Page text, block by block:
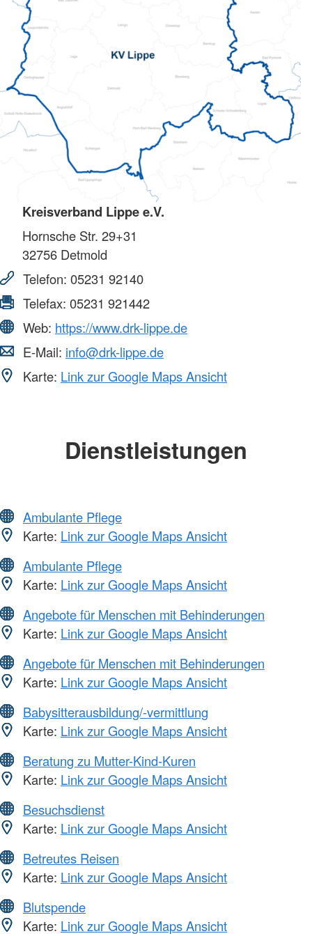
Kreisverband Lippe e.V.
Hornsche Str. 29+31
32756 Detmold
Telefon: 05231 92140
Telefax: 05231 921442
Web: https://www.drk-lippe.de
E-Mail: info@drk-lippe.de
Karte: Link zur Google Maps Ansicht
Dienstleistungen
Ambulante Pflege
Karte: Link zur Google Maps Ansicht
Ambulante Pflege
Karte: Link zur Google Maps Ansicht
Angebote für Menschen mit Behinderungen
Karte: Link zur Google Maps Ansicht
Angebote für Menschen mit Behinderungen
Karte: Link zur Google Maps Ansicht
Babysitterausbildung/-vermittlung
Karte: Link zur Google Maps Ansicht
Beratung zu Mutter-Kind-Kuren
Karte: Link zur Google Maps Ansicht
Besuchsdienst
Karte: Link zur Google Maps Ansicht
Betreutes Reisen
Karte: Link zur Google Maps Ansicht
Blutspende
Karte: Link zur Google Maps Ansicht